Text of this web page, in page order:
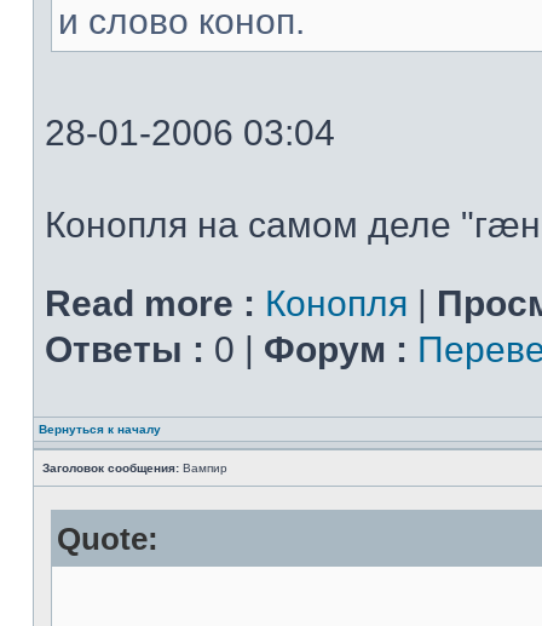
и слово коноп.
28-01-2006 03:04
Конопля на самом деле
Read more : Конопля |
Ответы : 0 | Форум :
Вернуться к началу
Заголовок сообщения: Вампир
Quote: